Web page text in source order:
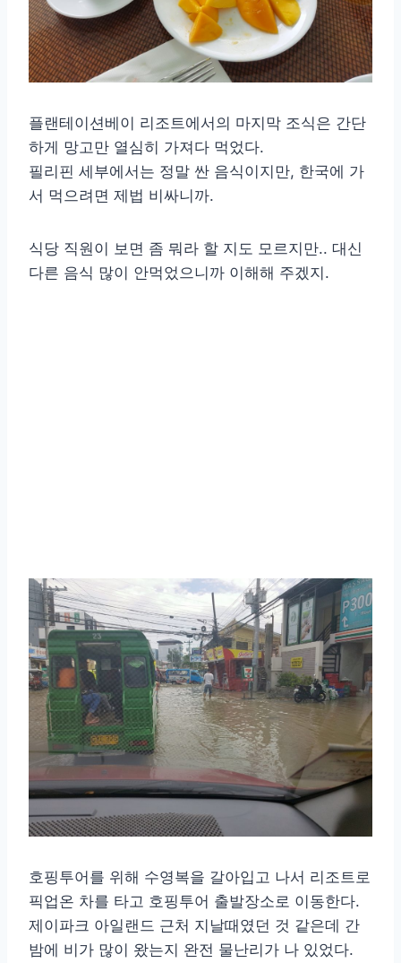
플랜테이션베이 리조트에서의 마지막 조식은 간단
하게 망고만 열심히 가져다 먹었다.
필리핀 세부에서는 정말 싼 음식이지만, 한국에 가
서 먹으려면 제법 비싸니까.
식당 직원이 보면 좀 뭐라 할 지도 모르지만.. 대신
다른 음식 많이 안먹었으니까 이해해 주겠지.
호핑투어를 위해 수영복을 갈아입고 나서 리조트로
픽업온 차를 타고 호핑투어 출발장소로 이동한다.
제이파크 아일랜드 근처 지날때였던 것 같은데 간
밤에 비가 많이 왔는지 완전 물난리가 나 있었다.